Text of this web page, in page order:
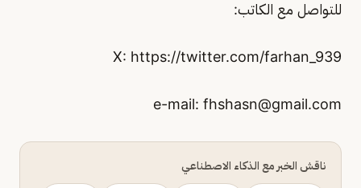
للتواصل مع الكاتب:
X: https://twitter.com/farhan_939
fhshasn@gmail.com
ناقش الخبر مع الذكاء الاصطناعي